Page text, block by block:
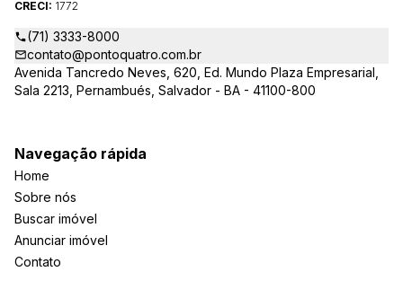
CRECI: 1772
(71) 3333-8000
contato@pontoquatro.com.br
Avenida Tancredo Neves, 620, Ed. Mundo Plaza Empresarial,
Sala 2213, Pernambués, Salvador - BA - 41100-800
Navegação rápida
Home
Sobre nós
Buscar imóvel
Anunciar imóvel
Contato